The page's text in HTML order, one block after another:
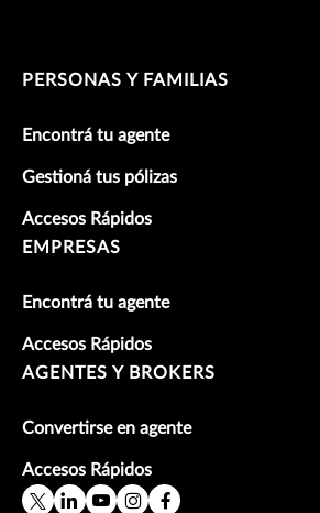
PERSONAS Y FAMILIAS
Encontrá tu agente
Gestioná tus pólizas
Accesos Rápidos
EMPRESAS
Encontrá tu agente
Accesos Rápidos
AGENTES Y BROKERS
Convertirse en agente
Accesos Rápidos